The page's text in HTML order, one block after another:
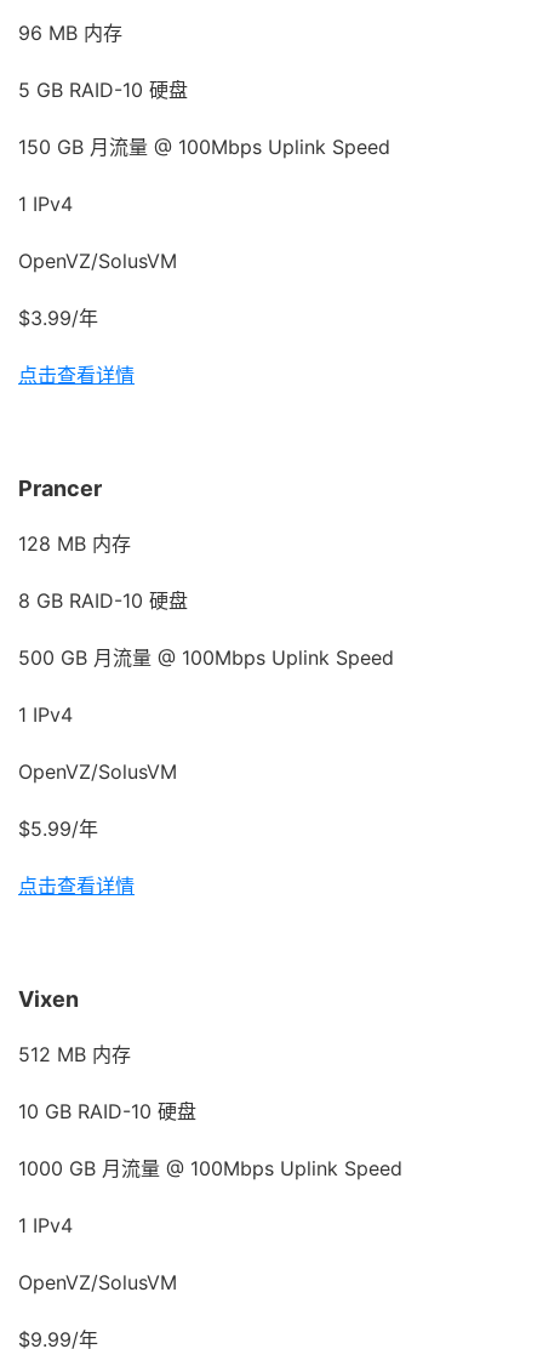
96 MB 内存
5 GB RAID-10 硬盘
150 GB 月流量 @ 100Mbps Uplink Speed
1 IPv4
OpenVZ/SolusVM
$3.99/年
点击查看详情
Prancer
128 MB 内存
8 GB RAID-10 硬盘
500 GB 月流量 @ 100Mbps Uplink Speed
1 IPv4
OpenVZ/SolusVM
$5.99/年
点击查看详情
Vixen
512 MB 内存
10 GB RAID-10 硬盘
1000 GB 月流量 @ 100Mbps Uplink Speed
1 IPv4
OpenVZ/SolusVM
$9.99/年